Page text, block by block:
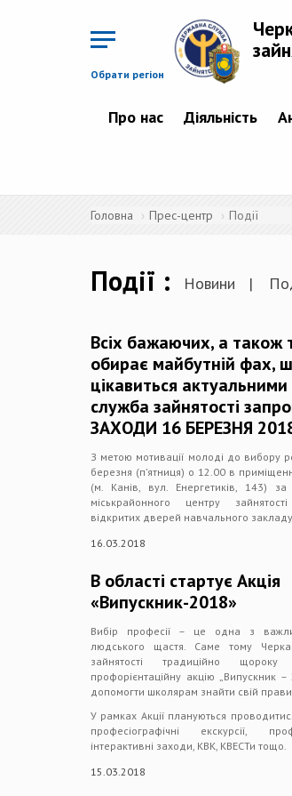
Обрати регіон
Про нас Діяльність
Головна Прес-центр Події
Події Новини
Всіх бажаючих, а також
обирає майбутній фах,
цікавиться актуальними
служба зайнятості
ЗАХОДИ 16 БЕРЕЗНЯ
З метою мотивації молоді до вибору
березня (п’ятниця) о 12.00 в
(м. Канів, вул. Енергетиків, 143) за
міськрайонного центру
відкритих дверей навчального
16.03.2018
В області стартує Акція
«Випускник-2018»
Вибір професії – це одна з
людського щастя. Саме тому
зайнятості традиційно щороку
профорієнтаційну акцію „Випускник
допомогти школярам знайти свій
У рамках Акції плануються
професіографічні екскурсії,
інтерактивні заходи, КВК, КВЕСТи тощо.
15.03.2018